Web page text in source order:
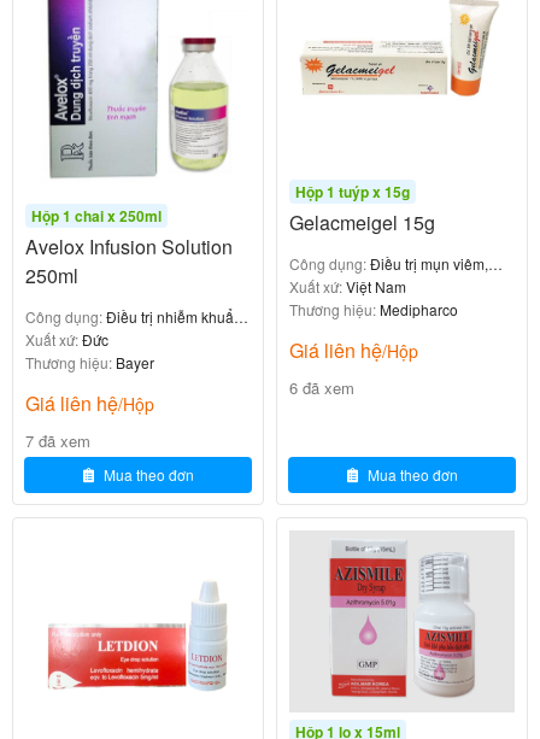
Cách dùng:
Dùng đường uống, uống với nước cùng hoặc không
cùng với thức ăn.
Không dùng thuốc Refix-550 trong
trường hợp sau
Sterimar Nose Hygiene Baby
50ml
Quá mẫn với rifaximin, dẫn xuất của rifamycin hoặc
bất kỳ tá dược nào của thuốc.
Cảnh báo và thận trọng khi dùng
thuốc Refix-550
Hộp 1 chai x 250ml
Avelox Infusion Solution
250ml
Công dụng:Điều trị nhiễm khuẩn
nặng
Xuất xứ:Đức
Thương hiệu: Bayer
Giá liên hệ/Hộp
7 đã xem
Mua theo đơn
Hộp 1 tuýp x 15g
Gelacmeigel 15g
Công dụng:Điều trị mụn viêm,
mụn mủ, mụn trứng cá đỏ
Xuất xứ:Việt Nam
Thương hiệu:Medipharco
Giá liên hệ/Hộp
6 đã xem
Mua theo đơn
Hộp 1 lọ x 15ml